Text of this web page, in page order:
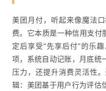
美团月付，听起来像魔法
费。它本质是一种信用支
定后享受“先享后付”的乐
项，系统自动记账，月底统
压力，还提升消费灵活性
辑：美团基于用户行为评估